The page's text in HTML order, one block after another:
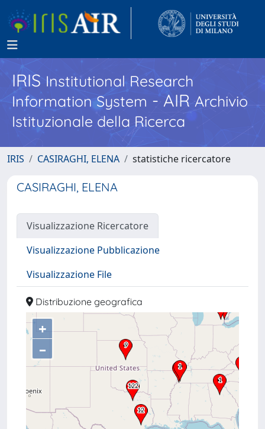
IRISInstitutional Research
Information System - AIR Archivio
Istituzionale della Ricerca
IRIS CASIRAGHI, ELENA statistiche ricercatore
CASIRAGHI, ELENA
Visualizzazione Ricercatore
Visualizzazione Pubblicazione
Visualizzazione File
Distribuzione geografica
+
–